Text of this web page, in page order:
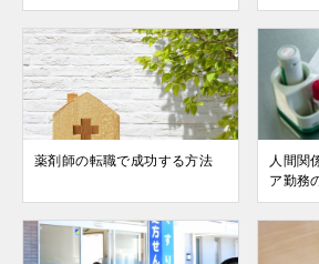
薬剤師の転職で成功する方法
人間関
ア勤務